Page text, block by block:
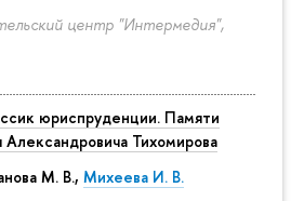
центр "Интермедия",
юриспруденции. Памяти
Тихомирова
М. В., Михеева И. В.